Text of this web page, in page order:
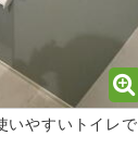
いやすいトイレで